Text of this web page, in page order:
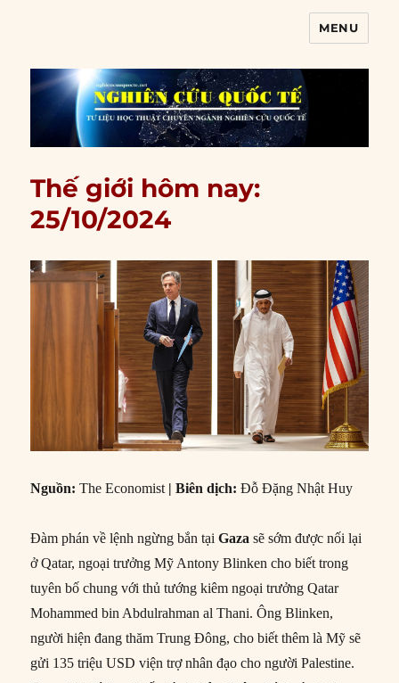
MENU
Thế giới hôm nay:
25/10/2024
Nguồn:The Economist |Biên dịch:Đỗ Đặng Nhật Huy
Đàm phán về lệnh ngừng bắn tạiGaza sẽ sớm được nối lại
ở Qatar, ngoại trưởng Mỹ Antony Blinken cho biết trong
tuyên bố chung với thủ tướng kiêm ngoại trưởng Qatar
Mohammed bin Abdulrahman al Thani. Ông Blinken,
người hiện đang thăm Trung Đông, cho biết thêm là Mỹ sẽ
gửi 135 triệu USD viện trợ nhân đạo cho người Palestine.